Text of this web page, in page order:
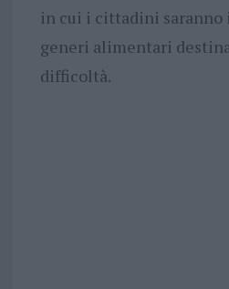
in cui i cittadini saranno
generi alimentari
difficoltà.